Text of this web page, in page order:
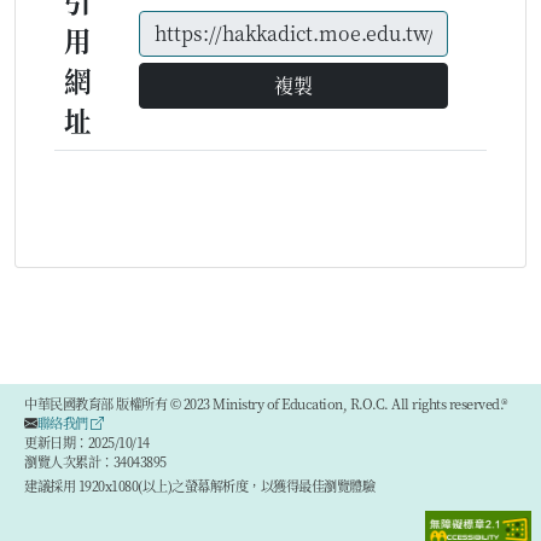
用
網
址
複製
中華民國教育部 版權所有 © 2023 Ministry of Education, R.O.C. All rights reserved.®
聯絡我們
更新日期：2025/10/14
瀏覽人次累計：34043895
建議採用 1920x1080(以上)之螢幕解析度，以獲得最佳瀏覽體驗